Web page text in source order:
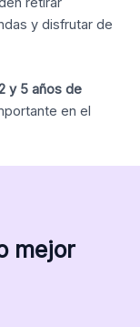
y disfrutar de
y 5 años de
en el
mejor